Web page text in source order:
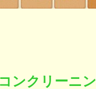
ンクリーニ